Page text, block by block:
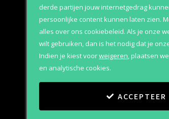
Geschenksets
Aanbiedingen
2026 Parfum Outlet
derde partijen jouw internetgedrag
persoonlijke content kunnen laten zien.
alles over ons cookiebeleid. Als je onze
wilt gebruiken, dan is het nodig dat je
Indien je kiest voorweigeren,plaatsen
en analytische cookies.
ACCEPTEER